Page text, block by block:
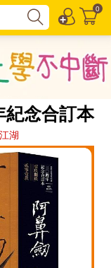
0
紀念合訂本
湖